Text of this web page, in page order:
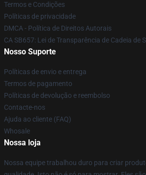
Termos e Condições
Políticas de privacidade
DMCA - Política de Direitos Autorais
CA SB657: Lei de Transparência de Cadeia de
Nosso Suporte
Políticas de envio e entrega
Termos de pagamento
Políticas de devolução e reembolso
Contacte-nos
Ajuda ao cliente (FAQ)
Whosale
Nossa loja
Nossa equipe trabalhou duro para criar